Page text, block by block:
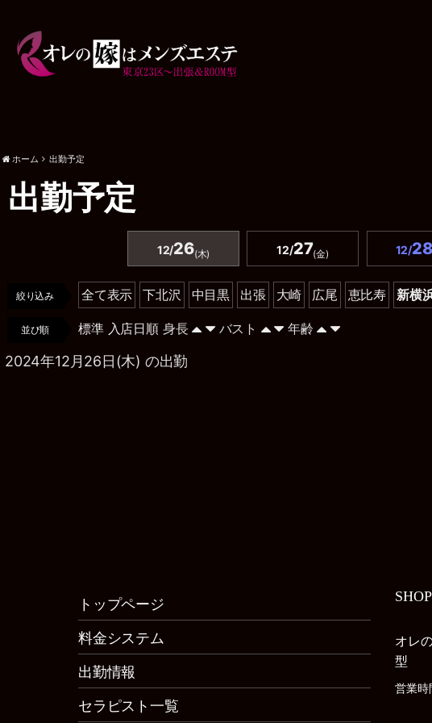
ホーム 出勤予定
出勤予定
12/26(木) 12/27(金) 12/28
絞り込み 全て表示 下北沢 中目黒 出張 大崎 広尾 恵比寿 新横
並び順 標準 入店日順 身長 バスト 年齢
2024年12月26日(木) の出勤
トップページ
料金システム
出勤情報
セラピスト一覧
オレ
型
営業